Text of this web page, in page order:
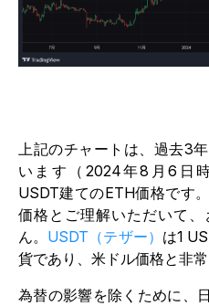
上記のチャートは、過去3
います（2024年8月6日
USDT建てのETH価格です
価格とご理解いただいて
ん。 USDT（テザー） は1
貨であり、米ドル価格と非常
為替の影響を除くために、